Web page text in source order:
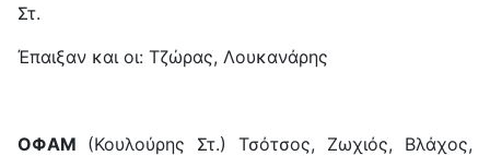
Στ.
Έπαιξαν και οι: Τζώρας, Λουκανάρης
ΟΦΑΜ (Κουλούρης Στ.) Τσότσος, Ζωχιός, Βλάχος,